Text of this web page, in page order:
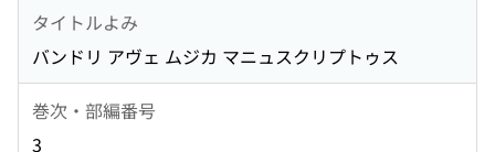
タイトルよみ
バンドリ アヴェ ムジカ マニュスクリプトゥス
巻次・部編番号
3